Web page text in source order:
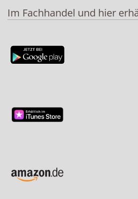
Im Fachhandel und hier